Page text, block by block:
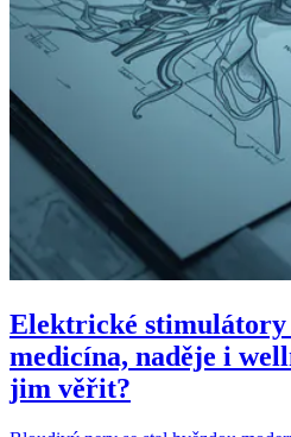
Elektrické stimulátory
medicína, naděje i
jim věřit?